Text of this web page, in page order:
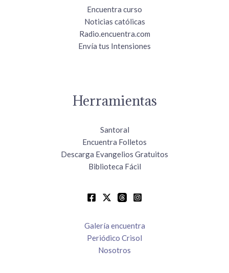
Encuentra curso
Noticias católicas
Radio.encuentra.com
Envía tus Intensiones
Herramientas
Santoral
Encuentra Folletos
Descarga Evangelios Gratuitos
Biblioteca Fácil
Galería encuentra
Periódico Crisol
Nosotros